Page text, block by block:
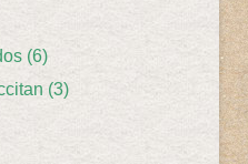
(6)
(3)